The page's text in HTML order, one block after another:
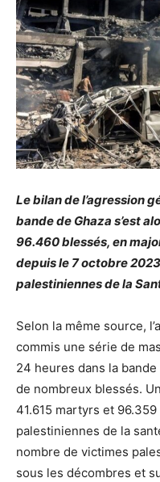
Le bilan de l’agression
bande de Ghaza s’est
96.460 blessés, en
depuis le 7 octobre
palestiniennes de la
Selon la même source,
commis une série de
24 heures dans la
de nombreux blessés.
41.615 martyrs et
palestiniennes de la
nombre de victimes
sous les décombres et